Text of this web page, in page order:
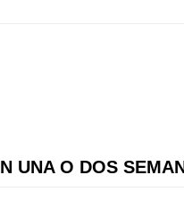
UNA O DOS